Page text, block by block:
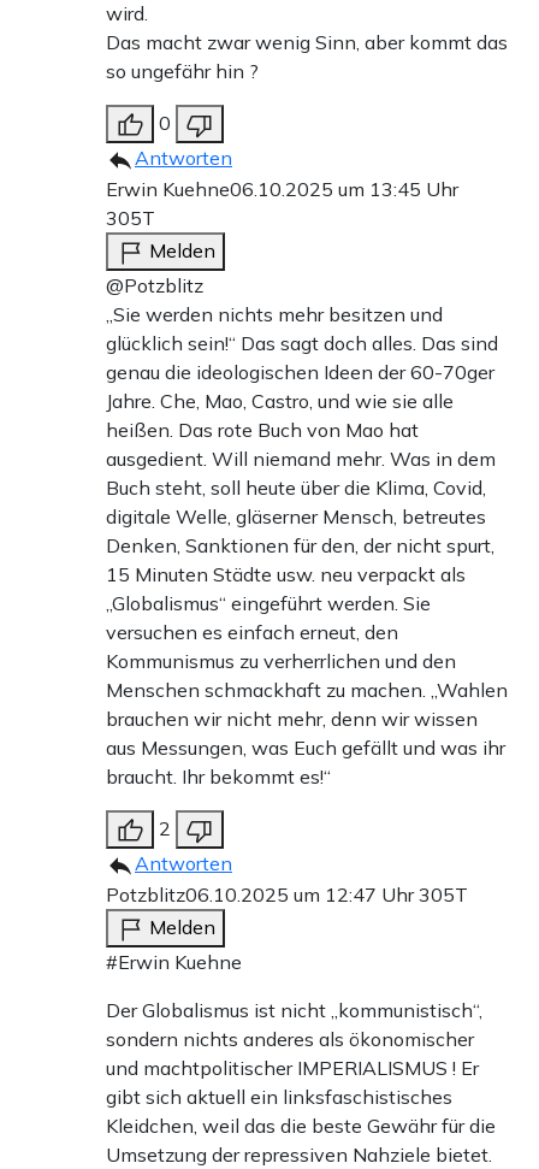
wird.
Das macht zwar wenig Sinn, aber kommt das
so ungefähr hin ?
0
Antworten
Erwin Kuehne06.10.2025 um 13:45 Uhr
305T
Melden
@Potzblitz
„Sie werden nichts mehr besitzen und
glücklich sein!“ Das sagt doch alles. Das sind
genau die ideologischen Ideen der 60-70ger
Jahre. Che, Mao, Castro, und wie sie alle
heißen. Das rote Buch von Mao hat
ausgedient. Will niemand mehr. Was in dem
Buch steht, soll heute über die Klima, Covid,
digitale Welle, gläserner Mensch, betreutes
Denken, Sanktionen für den, der nicht spurt,
15 Minuten Städte usw. neu verpackt als
„Globalismus“ eingeführt werden. Sie
versuchen es einfach erneut, den
Kommunismus zu verherrlichen und den
Menschen schmackhaft zu machen. „Wahlen
brauchen wir nicht mehr, denn wir wissen
aus Messungen, was Euch gefällt und was ihr
braucht. Ihr bekommt es!“
2
Antworten
Potzblitz06.10.2025 um 12:47 Uhr305T
Melden
#Erwin Kuehne
Der Globalismus ist nicht „kommunistisch“,
sondern nichts anderes als ökonomischer
und machtpolitischer IMPERIALISMUS ! Er
gibt sich aktuell ein linksfaschistisches
Kleidchen, weil das die beste Gewähr für die
Umsetzung der repressiven Nahziele bietet.